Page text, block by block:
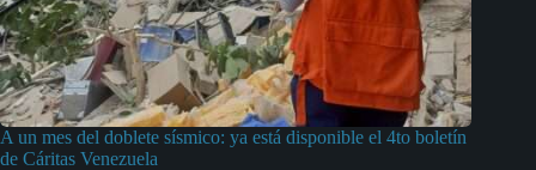
A un mes del doblete sísmico: ya está disponible el 4to boletín
de Cáritas Venezuela